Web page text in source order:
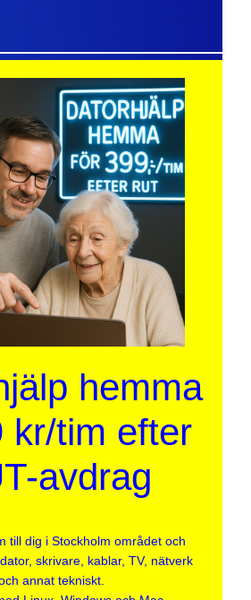
hemma
kr/tim efter
avdrag
till dig i Stockholm området och
skrivare, kablar, TV, nätverk
annat tekniskt.